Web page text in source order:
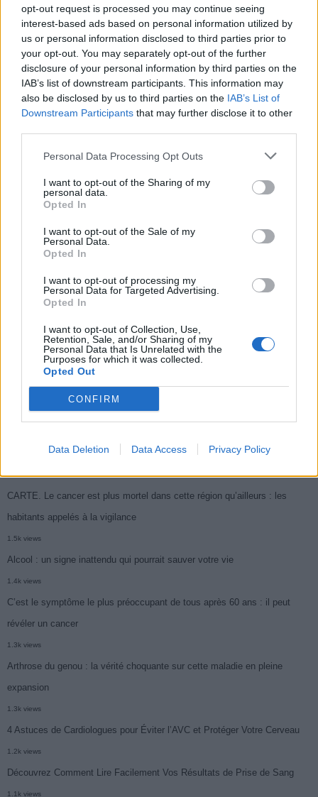
opt-out request is processed you may continue seeing
interest-based ads based on personal information utilized by
us or personal information disclosed to third parties prior to
your opt-out. You may separately opt-out of the further
disclosure of your personal information by third parties on the
IAB’s list of downstream participants. This information may
also be disclosed by us to third parties on the IAB’s List of
Downstream Participants that may further disclose it to other
Personal Data Processing Opt Outs
I want to opt-out of the Sharing of my
personal data.
Opted In
I want to opt-out of the Sale of my
Personal Data.
Opted In
I want to opt-out of processing my
Personal Data for Targeted Advertising.
Opted In
I want to opt-out of Collection, Use,
Retention, Sale, and/or Sharing of my
Personal Data that Is Unrelated with the
Purposes for which it was collected.
Opted Out
CONFIRM
Data Deletion Data Access Privacy Policy
ARTICLES CONNEXES PLUS DE L'AUTEUR
cardiologues pour
lunettes de sécurité
combattre le cancer
Populaires
Médicament retiré en urgence pour risques graves et données falsifiées
Ce cancer mortel explose chez les personnes nées après 1980 : le
symptôme à repérer
Je suis cardiologue et voici le seul chocolat que je valide : c’est le
meilleur pour le cœur
Cancer du foie : Symptômes silencieux mais vitaux à connaître
1.7k views
CARTE. Le cancer est plus mortel dans cette région qu’ailleurs : les
habitants appelés à la vigilance
1.5k views
Alcool : un signe inattendu qui pourrait sauver votre vie
1.4k views
C’est le symptôme le plus préoccupant de tous après 60 ans : il peut
révéler un cancer
1.3k views
Arthrose du genou : la vérité choquante sur cette maladie en pleine
expansion
1.3k views
4 Astuces de Cardiologues pour Éviter l’AVC et Protéger Votre Cerveau
1.2k views
Découvrez Comment Lire Facilement Vos Résultats de Prise de Sang
1.1k views